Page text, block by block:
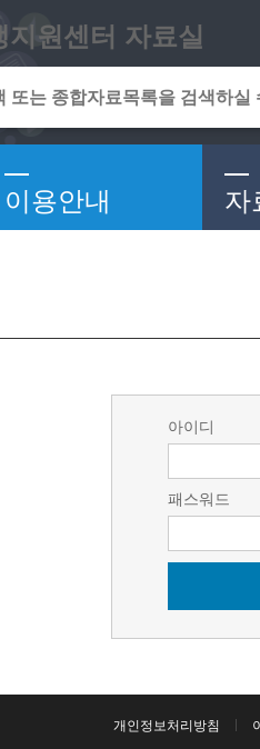
원센터 자료실
이용안내 자
아이디
패스워드
개인정보처리방침